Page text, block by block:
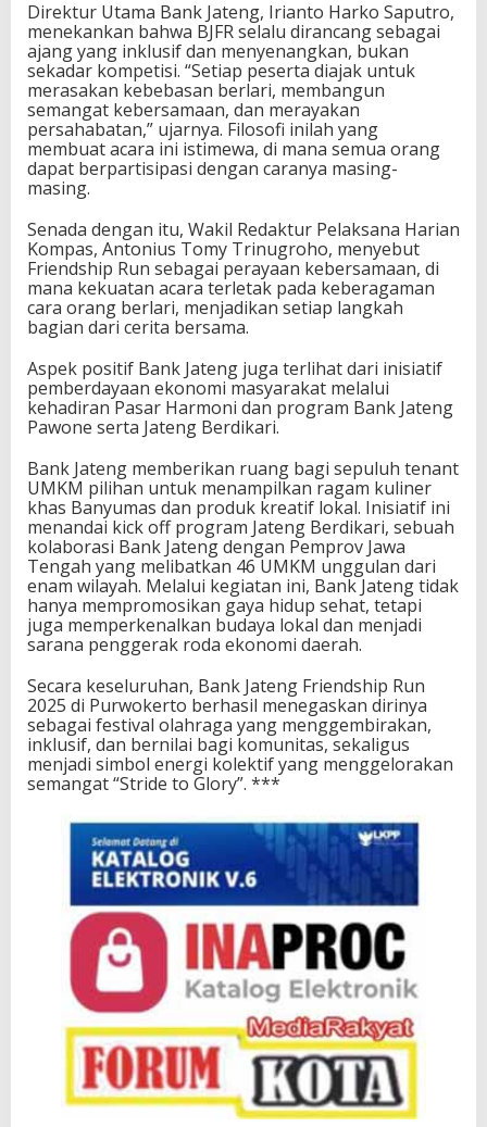
Direktur Utama Bank Jateng, Irianto Harko Saputro,
menekankan bahwa BJFR selalu dirancang sebagai
ajang yang inklusif dan menyenangkan, bukan
sekadar kompetisi. “Setiap peserta diajak untuk
merasakan kebebasan berlari, membangun
semangat kebersamaan, dan merayakan
persahabatan,” ujarnya. Filosofi inilah yang
membuat acara ini istimewa, di mana semua orang
dapat berpartisipasi dengan caranya masing-
masing.
Senada dengan itu, Wakil Redaktur Pelaksana Harian
Kompas, Antonius Tomy Trinugroho, menyebut
Friendship Run sebagai perayaan kebersamaan, di
mana kekuatan acara terletak pada keberagaman
cara orang berlari, menjadikan setiap langkah
bagian dari cerita bersama.
Aspek positif Bank Jateng juga terlihat dari inisiatif
pemberdayaan ekonomi masyarakat melalui
kehadiran Pasar Harmoni dan program Bank Jateng
Pawone serta Jateng Berdikari.
Bank Jateng memberikan ruang bagi sepuluh tenant
UMKM pilihan untuk menampilkan ragam kuliner
khas Banyumas dan produk kreatif lokal. Inisiatif ini
menandai kick off program Jateng Berdikari, sebuah
kolaborasi Bank Jateng dengan Pemprov Jawa
Tengah yang melibatkan 46 UMKM unggulan dari
enam wilayah. Melalui kegiatan ini, Bank Jateng tidak
hanya mempromosikan gaya hidup sehat, tetapi
juga memperkenalkan budaya lokal dan menjadi
sarana penggerak roda ekonomi daerah.
Secara keseluruhan, Bank Jateng Friendship Run
2025 di Purwokerto berhasil menegaskan dirinya
sebagai festival olahraga yang menggembirakan,
inklusif, dan bernilai bagi komunitas, sekaligus
menjadi simbol energi kolektif yang menggelorakan
semangat “Stride to Glory”. ***